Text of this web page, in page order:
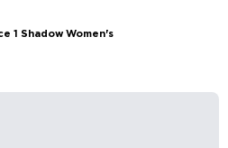
1 Shadow Women's